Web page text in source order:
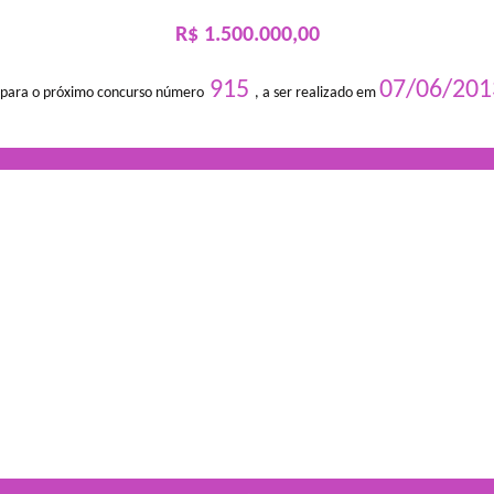
R$ 1.500.000,00
o próximo concurso número 915 , a ser realizado em 07/06/